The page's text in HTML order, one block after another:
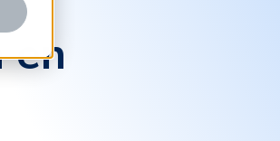
en